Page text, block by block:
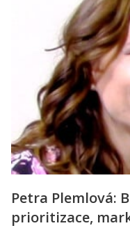
Petra Plemlová:
prioritizace,